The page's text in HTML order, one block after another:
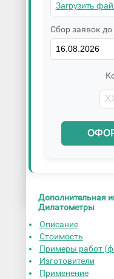
Сбор заявок до
Дополнительная
Дилатометры
Описание
Стоимость
Примеры работ
Изготовители
Применение